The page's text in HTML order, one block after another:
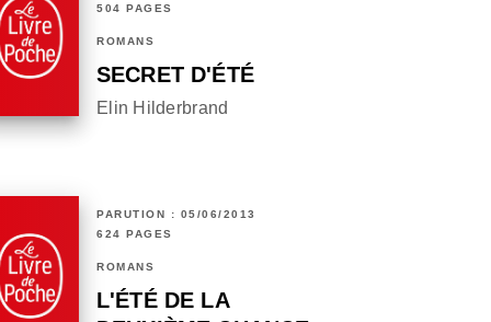
504 PAGES
ROMANS
SECRET D'ÉTÉ
Elin Hilderbrand
PARUTION : 05/06/2013
624 PAGES
ROMANS
L'ÉTÉ DE LA